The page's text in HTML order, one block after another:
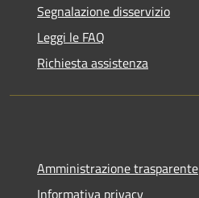
Segnalazione disservizio
Leggi le FAQ
Richiesta assistenza
Amministrazione trasparente
Informativa privacy